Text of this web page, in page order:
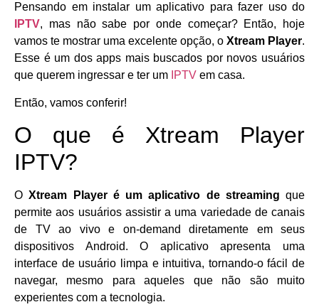
Pensando em instalar um aplicativo para fazer uso do
IPTV, mas não sabe por onde começar? Então, hoje
vamos te mostrar uma excelente opção, o Xtream Player.
Esse é um dos apps mais buscados por novos usuários
que querem ingressar e ter um IPTV em casa.
Então, vamos conferir!
O que é Xtream Player
IPTV?
OXtream Player é um aplicativo de streaming que
permite aos usuários assistir a uma variedade de canais
de TV ao vivo e on-demand diretamente em seus
dispositivos Android. O aplicativo apresenta uma
interface de usuário limpa e intuitiva, tornando-o fácil de
navegar, mesmo para aqueles que não são muito
experientes com a tecnologia.